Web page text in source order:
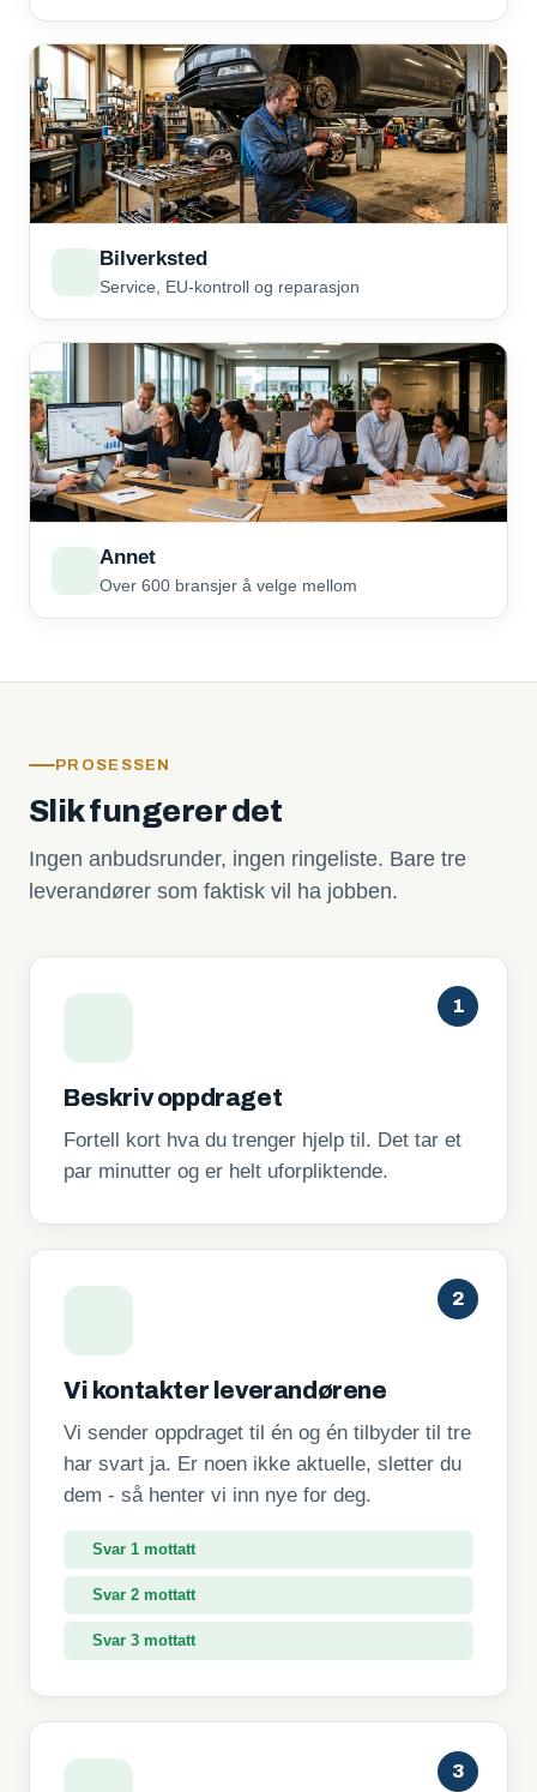
Bilverksted
Service, EU-kontroll og reparasjon
Annet
Over 600 bransjer å velge mellom
PROSESSEN
Slik fungerer det
Ingen anbudsrunder, ingen ringeliste. Bare tre
leverandører som faktisk vil ha jobben.
1
Beskriv oppdraget
Fortell kort hva du trenger hjelp til. Det tar et
par minutter og er helt uforpliktende.
2
Vi kontakter leverandørene
Vi sender oppdraget til én og én tilbyder til tre
har svart ja. Er noen ikke aktuelle, sletter du
dem - så henter vi inn nye for deg.
Svar 1 mottatt
Svar 2 mottatt
Svar 3 mottatt
3